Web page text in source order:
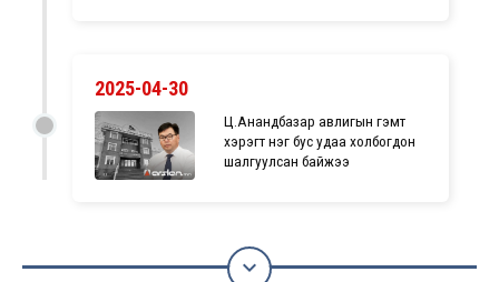
2025-04-30
Ц.Анандбазар авлигын гэмт
хэрэгт нэг бус удаа холбогдон
шалгуулсан байжээ
